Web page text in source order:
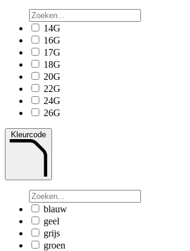
14G
16G
17G
18G
20G
22G
24G
26G
Kleurcode
blauw
geel
grijs
groen